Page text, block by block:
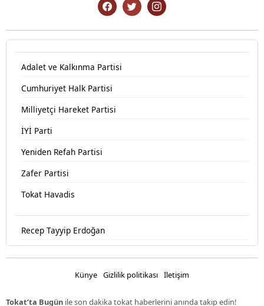
Adalet ve Kalkınma Partisi
Cumhuriyet Halk Partisi
Milliyetçi Hareket Partisi
İYİ Parti
Yeniden Refah Partisi
Zafer Partisi
Tokat Havadis
Recep Tayyip Erdoğan
Künye Gizlilik politikası İletişim
Tokat’ta Bugün ile son dakika tokat haberlerini anında takip edin!